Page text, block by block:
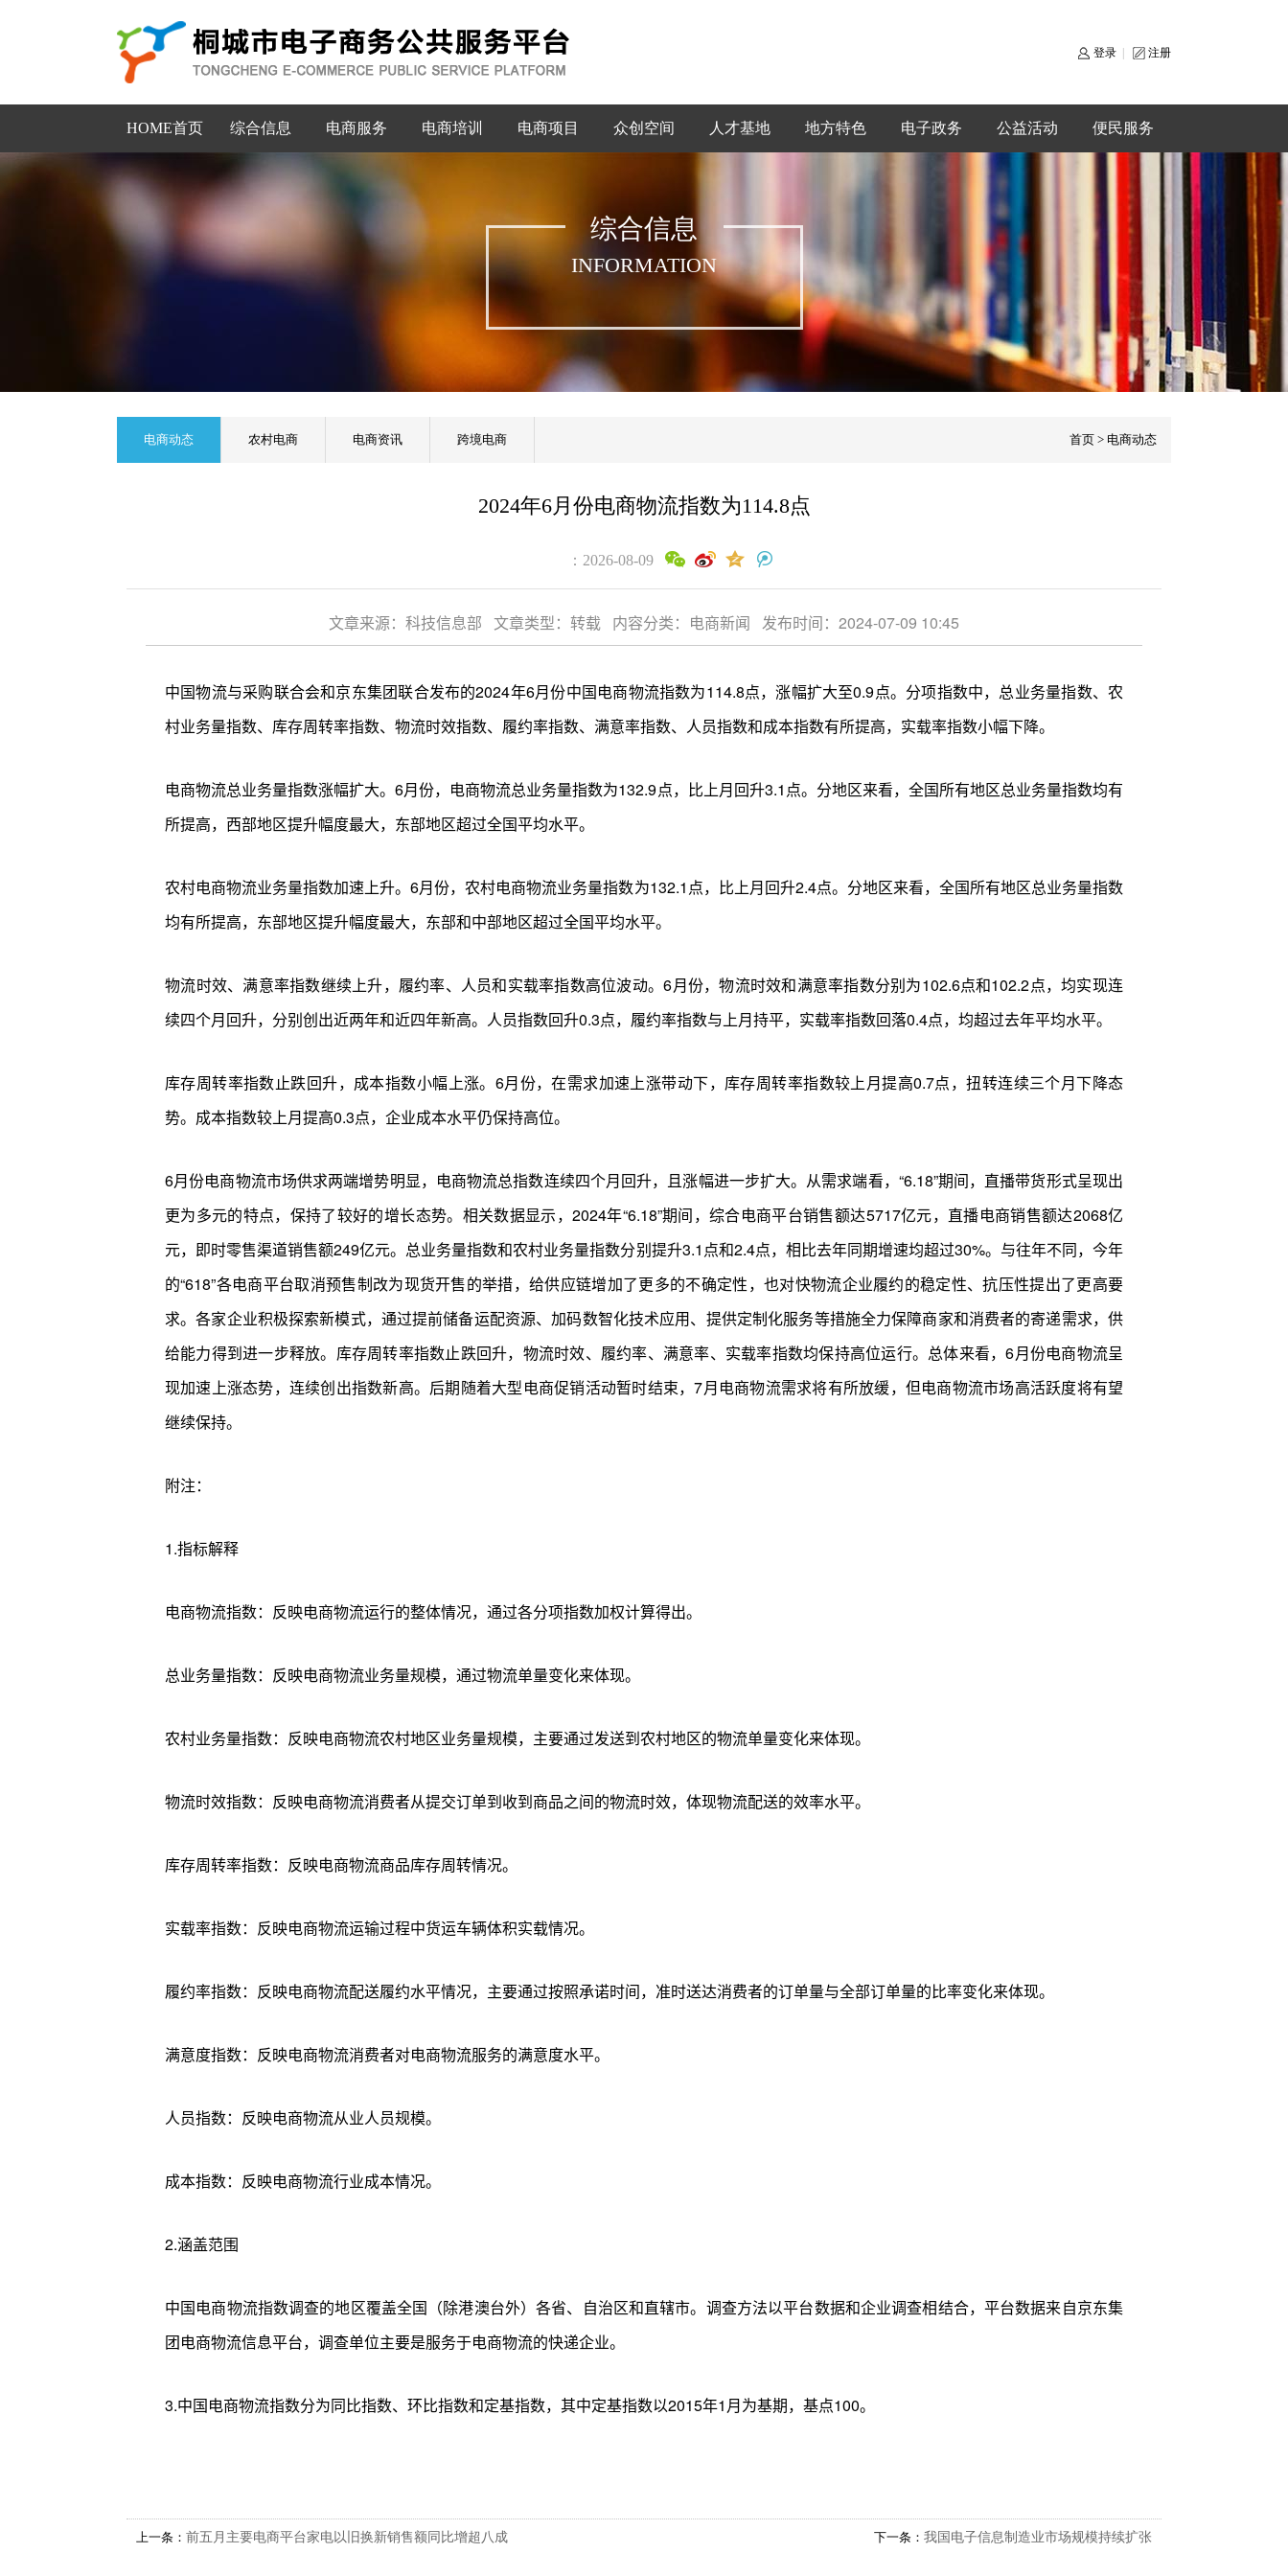
登录 注册
HOME首页 综合信息 电商服务 电商培训 电商项目 众创空间 人才基地 地方特色 电子政务 公益活动 便民服务
综合信息
INFORMATION
电商动态 农村电商 电商资讯 跨境电商 首页 > 电商动态
2024年6月份电商物流指数为114.8点
：2026-08-09
文章来源：科技信息部 文章类型：转载 内容分类：电商新闻 发布时间：2024-07-09 10:45
中国物流与采购联合会和京东集团联合发布的2024年6月份中国电商物流指数为114.8点，涨幅扩大至0.9点。分项指数中，总业务量指数、农
村业务量指数、库存周转率指数、物流时效指数、履约率指数、满意率指数、人员指数和成本指数有所提高，实载率指数小幅下降。
电商物流总业务量指数涨幅扩大。6月份，电商物流总业务量指数为132.9点，比上月回升3.1点。分地区来看，全国所有地区总业务量指数均有
所提高，西部地区提升幅度最大，东部地区超过全国平均水平。
农村电商物流业务量指数加速上升。6月份，农村电商物流业务量指数为132.1点，比上月回升2.4点。分地区来看，全国所有地区总业务量指数
均有所提高，东部地区提升幅度最大，东部和中部地区超过全国平均水平。
物流时效、满意率指数继续上升，履约率、人员和实载率指数高位波动。6月份，物流时效和满意率指数分别为102.6点和102.2点，均实现连
续四个月回升，分别创出近两年和近四年新高。人员指数回升0.3点，履约率指数与上月持平，实载率指数回落0.4点，均超过去年平均水平。
库存周转率指数止跌回升，成本指数小幅上涨。6月份，在需求加速上涨带动下，库存周转率指数较上月提高0.7点，扭转连续三个月下降态
势。成本指数较上月提高0.3点，企业成本水平仍保持高位。
6月份电商物流市场供求两端增势明显，电商物流总指数连续四个月回升，且涨幅进一步扩大。从需求端看，“6.18”期间，直播带货形式呈现出
更为多元的特点，保持了较好的增长态势。相关数据显示，2024年“6.18”期间，综合电商平台销售额达5717亿元，直播电商销售额达2068亿
元，即时零售渠道销售额249亿元。总业务量指数和农村业务量指数分别提升3.1点和2.4点，相比去年同期增速均超过30%。与往年不同，今年
的“618”各电商平台取消预售制改为现货开售的举措，给供应链增加了更多的不确定性，也对快物流企业履约的稳定性、抗压性提出了更高要
求。各家企业积极探索新模式，通过提前储备运配资源、加码数智化技术应用、提供定制化服务等措施全力保障商家和消费者的寄递需求，供
给能力得到进一步释放。库存周转率指数止跌回升，物流时效、履约率、满意率、实载率指数均保持高位运行。总体来看，6月份电商物流呈
现加速上涨态势，连续创出指数新高。后期随着大型电商促销活动暂时结束，7月电商物流需求将有所放缓，但电商物流市场高活跃度将有望
继续保持。
附注：
1.指标解释
电商物流指数：反映电商物流运行的整体情况，通过各分项指数加权计算得出。
总业务量指数：反映电商物流业务量规模，通过物流单量变化来体现。
农村业务量指数：反映电商物流农村地区业务量规模，主要通过发送到农村地区的物流单量变化来体现。
物流时效指数：反映电商物流消费者从提交订单到收到商品之间的物流时效，体现物流配送的效率水平。
库存周转率指数：反映电商物流商品库存周转情况。
实载率指数：反映电商物流运输过程中货运车辆体积实载情况。
履约率指数：反映电商物流配送履约水平情况，主要通过按照承诺时间，准时送达消费者的订单量与全部订单量的比率变化来体现。
满意度指数：反映电商物流消费者对电商物流服务的满意度水平。
人员指数：反映电商物流从业人员规模。
成本指数：反映电商物流行业成本情况。
2.涵盖范围
中国电商物流指数调查的地区覆盖全国（除港澳台外）各省、自治区和直辖市。调查方法以平台数据和企业调查相结合，平台数据来自京东集
团电商物流信息平台，调查单位主要是服务于电商物流的快递企业。
3.中国电商物流指数分为同比指数、环比指数和定基指数，其中定基指数以2015年1月为基期，基点100。
上一条： 前五月主要电商平台家电以旧换新销售额同比增超八成 下一条： 我国电子信息制造业市场规模持续扩张